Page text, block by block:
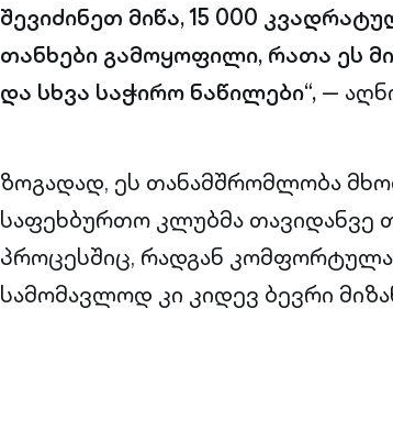
შევიძინეთ მიწა, 15 000
თანხები გამოყოფილი, რათა ეს
და სხვა საჭირო ნაწილები“, —
ზოგადად, ეს თანამშრომლობა
საფეხბურთო კლუბმა თავიდანვე
პროცესშიც, რადგან
სამომავლოდ კი კიდევ ბევრი